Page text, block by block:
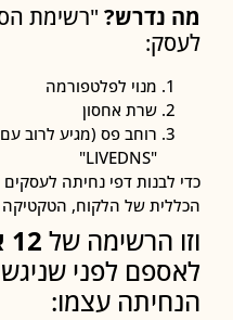
נדרש?"רשימת הסופר"
מנוי לפלטפורמה
שרת אחסון
רוחב פס (מגיע לרוב עם חבילת
לבנות דפי נחיתה לעסקים יש
של הלקוח, הטקטיקה (מבצע?
הרשימה של12 אבני הדרך
לפני שניגשים
עצמו: